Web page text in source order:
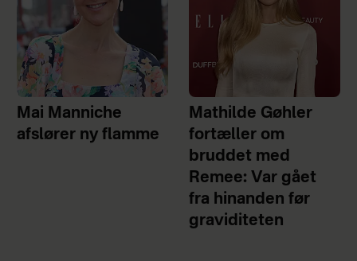
Mai Manniche
afslører ny flamme
Mathilde Gøhler
fortæller om
bruddet med
Remee: Var gået
fra hinanden før
graviditeten